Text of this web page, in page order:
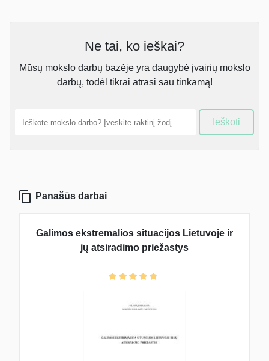
Ne tai, ko ieškai?
Mūsų mokslo darbų bazėje yra daugybė įvairių mokslo
darbų, todėl tikrai atrasi sau tinkamą!
Ieškoti
Panašūs darbai
Galimos ekstremalios situacijos Lietuvoje ir
jų atsiradimo priežastys